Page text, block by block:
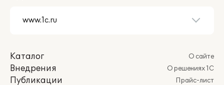
Каталог
Внедрения
Публикации
О сайте
О решениях 1С
Прайс-лист